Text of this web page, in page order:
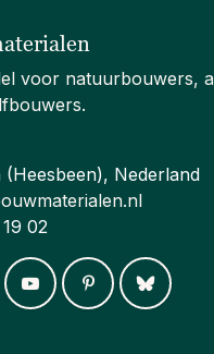
voor natuurbouwers,
(Heesbeen), Nederland
02